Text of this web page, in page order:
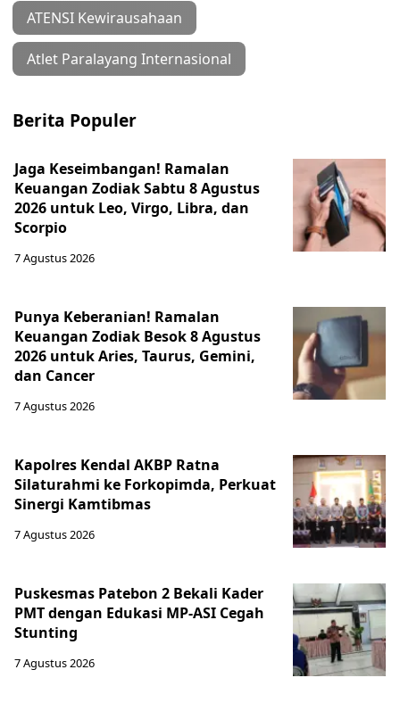
ATENSI Kewirausahaan
Atlet Paralayang Internasional
Berita Populer
Jaga Keseimbangan! Ramalan
Keuangan Zodiak Sabtu 8 Agustus
2026 untuk Leo, Virgo, Libra, dan
Scorpio
7 Agustus 2026
Punya Keberanian! Ramalan
Keuangan Zodiak Besok 8 Agustus
2026 untuk Aries, Taurus, Gemini,
dan Cancer
7 Agustus 2026
Kapolres Kendal AKBP Ratna
Silaturahmi ke Forkopimda, Perkuat
Sinergi Kamtibmas
7 Agustus 2026
Puskesmas Patebon 2 Bekali Kader
PMT dengan Edukasi MP-ASI Cegah
Stunting
7 Agustus 2026